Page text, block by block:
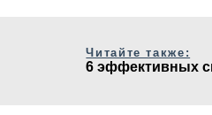
Читайте также:
6 эффективных